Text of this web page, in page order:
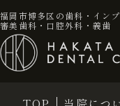
福岡市博多区の歯科・インプ
審美歯科・口腔外科・義歯